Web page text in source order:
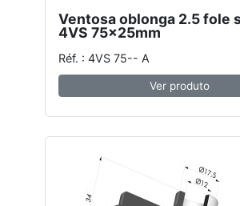
Ventosa oblonga 2.5 fole
4VS 75x25mm
Réf. : 4VS 75-- A
Ver produto